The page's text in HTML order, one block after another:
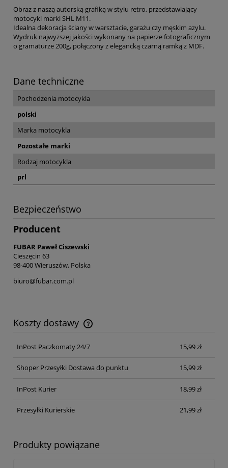
Obraz z naszą autorską grafiką w stylu retro, przedstawiający
motocykl marki SHL M11.
Idealna dekoracja ściany w warsztacie, garażu czy męskim azylu.
Wydruk najwyższej jakości wykonany na papierze fotograficznym
o gramaturze 200g, połączony z elegancką czarną ramką z MDF.
Dane techniczne
Pochodzenia motocykla
polski
Marka motocykla
Pozostałe marki
Rodzaj motocykla
prl
Bezpieczeństwo
Producent
FUBAR Paweł Ciszewski
Cieszęcin 63
98-400 Wieruszów, Polska
biuro@fubar.com.pl
Koszty dostawy
Cena nie zawiera ewentualnych kosztów płatności
InPost Paczkomaty 24/7
15,99 zł
Shoper Przesyłki Dostawa do punktu 15,99 zł
InPost Kurier 18,99 zł
Przesyłki Kurierskie 21,99 zł
Produkty powiązane